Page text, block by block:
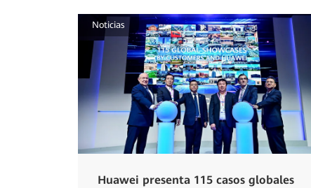
Noticias
Huawei presenta 115 casos globales